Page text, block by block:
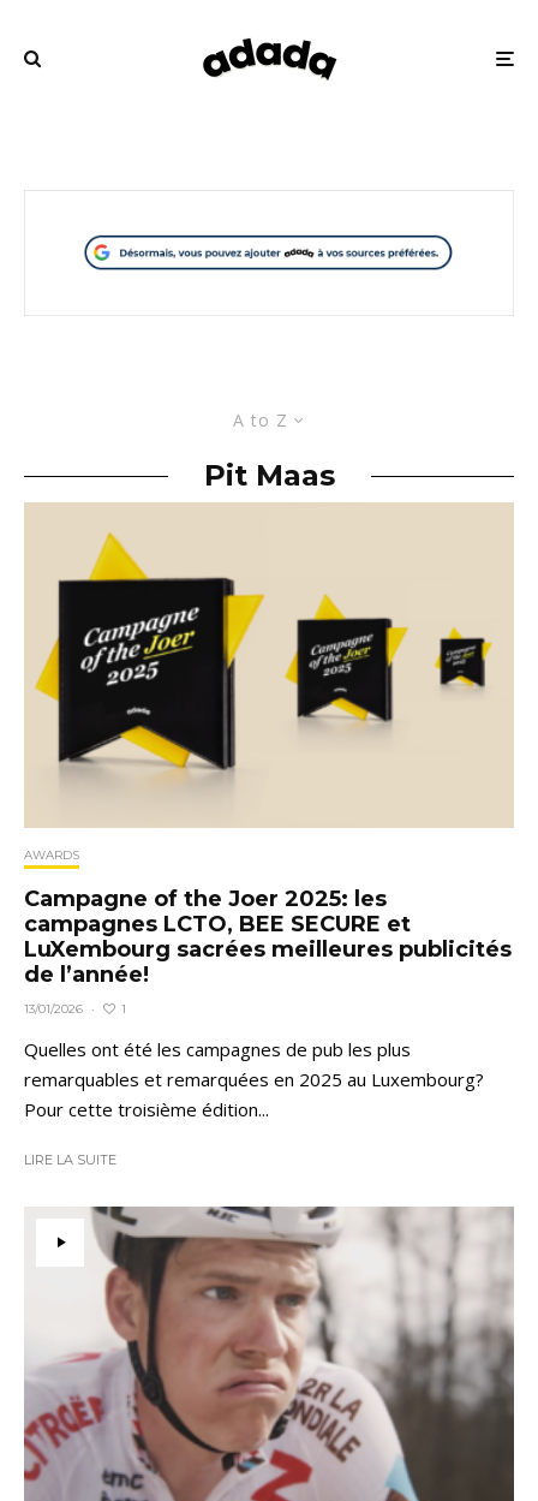
A to Z
Pit Maas
AWARDS
Campagne of the Joer 2025: les
campagnes LCTO, BEE SECURE et
LuXembourg sacrées meilleures publicités
de l’année!
13/01/2026 · 1
Quelles ont été les campagnes de pub les plus
remarquables et remarquées en 2025 au Luxembourg?
Pour cette troisième édition...
LIRE LA SUITE